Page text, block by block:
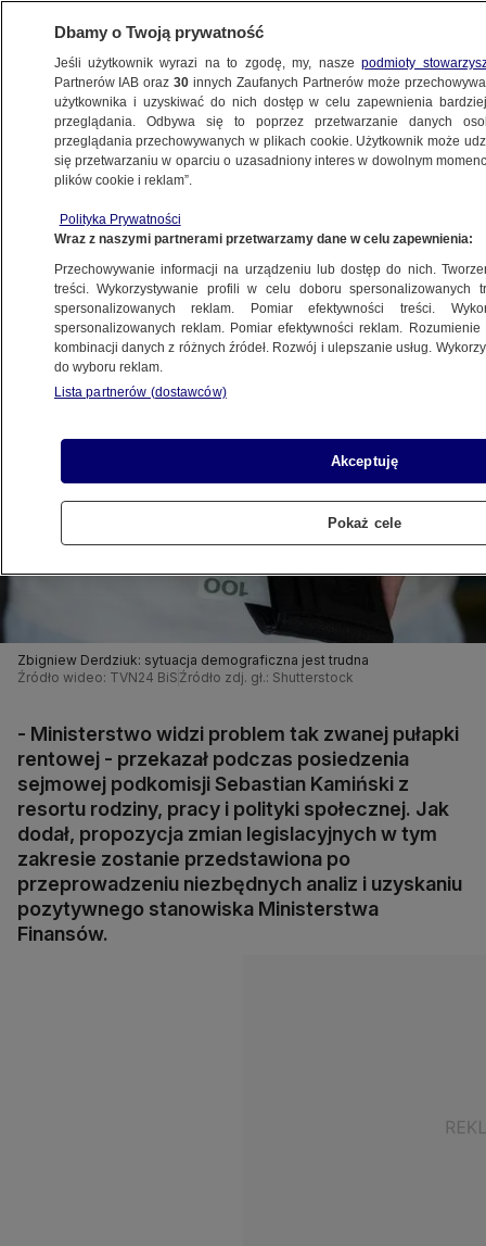
BIZNES
PIENIĄDZE
Ministerstwo zabiera głos
2.06.2025, 21:39
Udostępnij
Zbigniew Derdziuk: sytuacja demograficzna jest trudna
Źródło wideo: TVN24 BiS Źródło zdj. gł.: Shutterstock
- Ministerstwo widzi problem tak zwanej pułapki
rentowej - przekazał podczas posiedzenia
sejmowej podkomisji Sebastian Kamiński z
resortu rodziny, pracy i polityki społecznej. Jak
dodał, propozycja zmian legislacyjnych w tym
zakresie zostanie przedstawiona po
przeprowadzeniu niezbędnych analiz i uzyskaniu
pozytywnego stanowiska Ministerstwa
Finansów.
Dbamy o Twoją prywatność
Jeśli użytkownik wyrazi na to zgodę, my, naszepodmioty
Partnerów IAB oraz30 innych Zaufanych Partnerów może
użytkownika i uzyskiwać do nich dostęp w celu zapewnienia
przeglądania. Odbywa się to poprzez przetwarzanie danych
przeglądania przechowywanych w plikach cookie. Użytkownik może
się przetwarzaniu w oparciu o uzasadniony interes w dowolnym
plików cookie i reklam”.
Polityka Prywatności
Wraz z naszymi partnerami przetwarzamy dane w celu zapewnienia:
Przechowywanie informacji na urządzeniu lub dostęp do nich.
treści. Wykorzystywanie profili w celu doboru spersonalizowanych
spersonalizowanych reklam. Pomiar efektywności treści.
spersonalizowanych reklam. Pomiar efektywności reklam.
kombinacji danych z różnych źródeł. Rozwój i ulepszanie usług.
do wyboru reklam.
Lista partnerów (dostawców)
Akceptuję
Pokaż cele